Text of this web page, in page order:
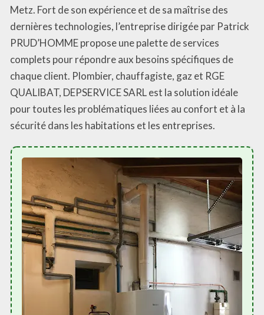
Metz. Fort de son expérience et de sa maîtrise des
dernières technologies, l’entreprise dirigée par Patrick
PRUD’HOMME propose une palette de services
complets pour répondre aux besoins spécifiques de
chaque client. Plombier, chauffagiste, gaz et RGE
QUALIBAT, DEPSERVICE SARL est la solution idéale
pour toutes les problématiques liées au confort et à la
sécurité dans les habitations et les entreprises.